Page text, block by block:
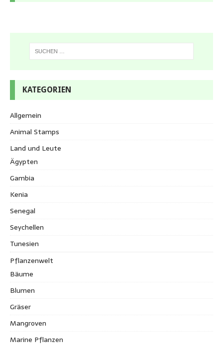
KATEGORIEN
Allgemein
Animal Stamps
Land und Leute
Ägypten
Gambia
Kenia
Senegal
Seychellen
Tunesien
Pflanzenwelt
Bäume
Blumen
Gräser
Mangroven
Marine Pflanzen